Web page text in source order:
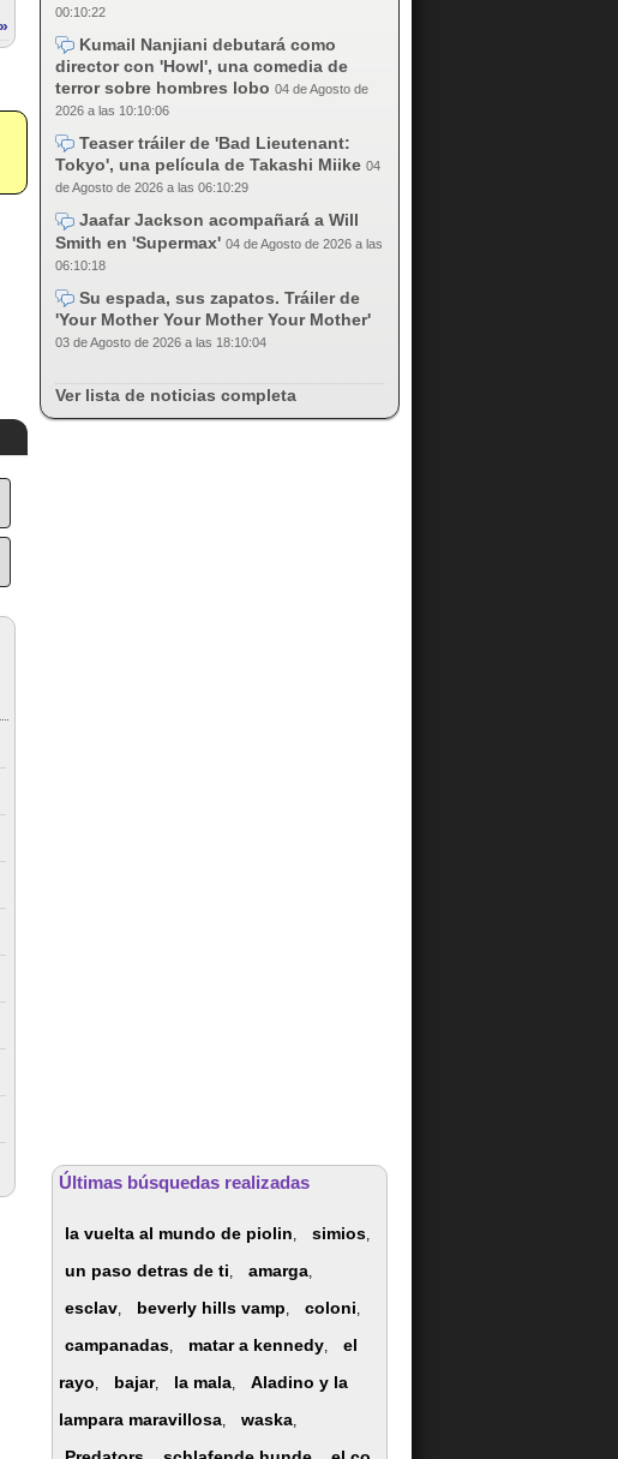
00:10:22
Kumail Nanjiani debutará como
director con 'Howl', una comedia de
terror sobre hombres lobo 04 de Agosto de
2026 a las 10:10:06
Teaser tráiler de 'Bad Lieutenant:
Tokyo', una película de Takashi Miike 04
de Agosto de 2026 a las 06:10:29
Jaafar Jackson acompañará a Will
Smith en 'Supermax' 04 de Agosto de 2026 a las
06:10:18
Su espada, sus zapatos. Tráiler de
'Your Mother Your Mother Your Mother'
03 de Agosto de 2026 a las 18:10:04
Ver lista de noticias completa
Últimas búsquedas realizadas
la vuelta al mundo de piolin, simios,
un paso detras de ti, amarga,
esclav, beverly hills vamp, coloni,
campanadas, matar a kennedy,
el
rayo, bajar, la mala,
Aladino y la
lampara maravillosa, waska,